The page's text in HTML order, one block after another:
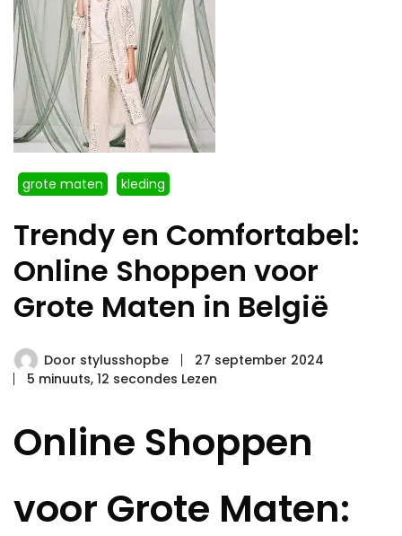
grote maten kleding
Trendy en Comfortabel:
Online Shoppen voor
Grote Maten in België
Door stylusshopbe
27 september 2024
5 minuuts, 12 secondes Lezen
Online Shoppen
voor Grote Maten: